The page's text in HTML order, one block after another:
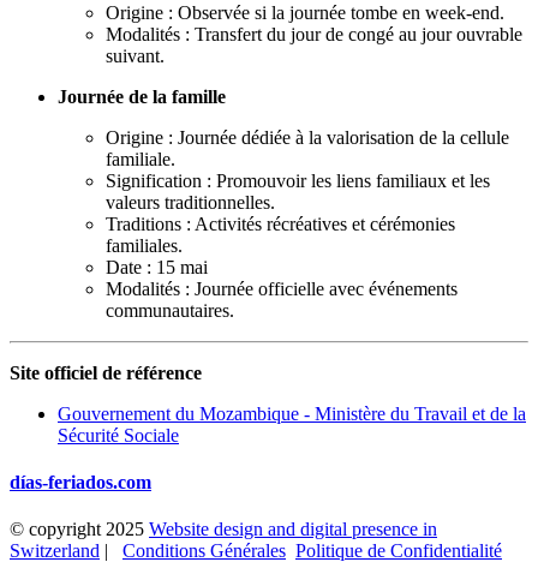
Origine : Observée si la journée tombe en week-end.
Modalités : Transfert du jour de congé au jour ouvrable
suivant.
Journée de la famille
Origine : Journée dédiée à la valorisation de la cellule
familiale.
Signification : Promouvoir les liens familiaux et les
valeurs traditionnelles.
Traditions : Activités récréatives et cérémonies
familiales.
Date : 15 mai
Modalités : Journée officielle avec événements
communautaires.
Site officiel de référence
Gouvernement du Mozambique - Ministère du Travail et de la
Sécurité Sociale
días-feriados.com
© copyright 2025 Website design and digital presence in
Switzerland | Conditions Générales Politique de Confidentialité